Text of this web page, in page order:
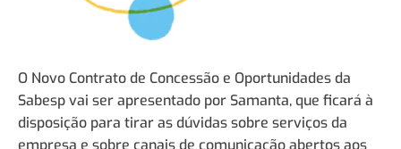
O Novo Contrato de Concessão e Oportunidades da
Sabesp vai ser apresentado por Samanta, que ficará à
disposição para tirar as dúvidas sobre serviços da
empresa e sobre canais de comunicação abertos aos